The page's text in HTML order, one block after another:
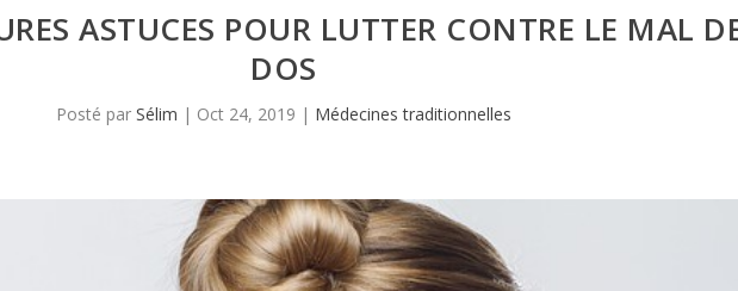
ASTUCES POUR LUTTER CONTRE LE MAL
DOS
Posté par Sélim | Oct 24, 2019 | Médecines traditionnelles